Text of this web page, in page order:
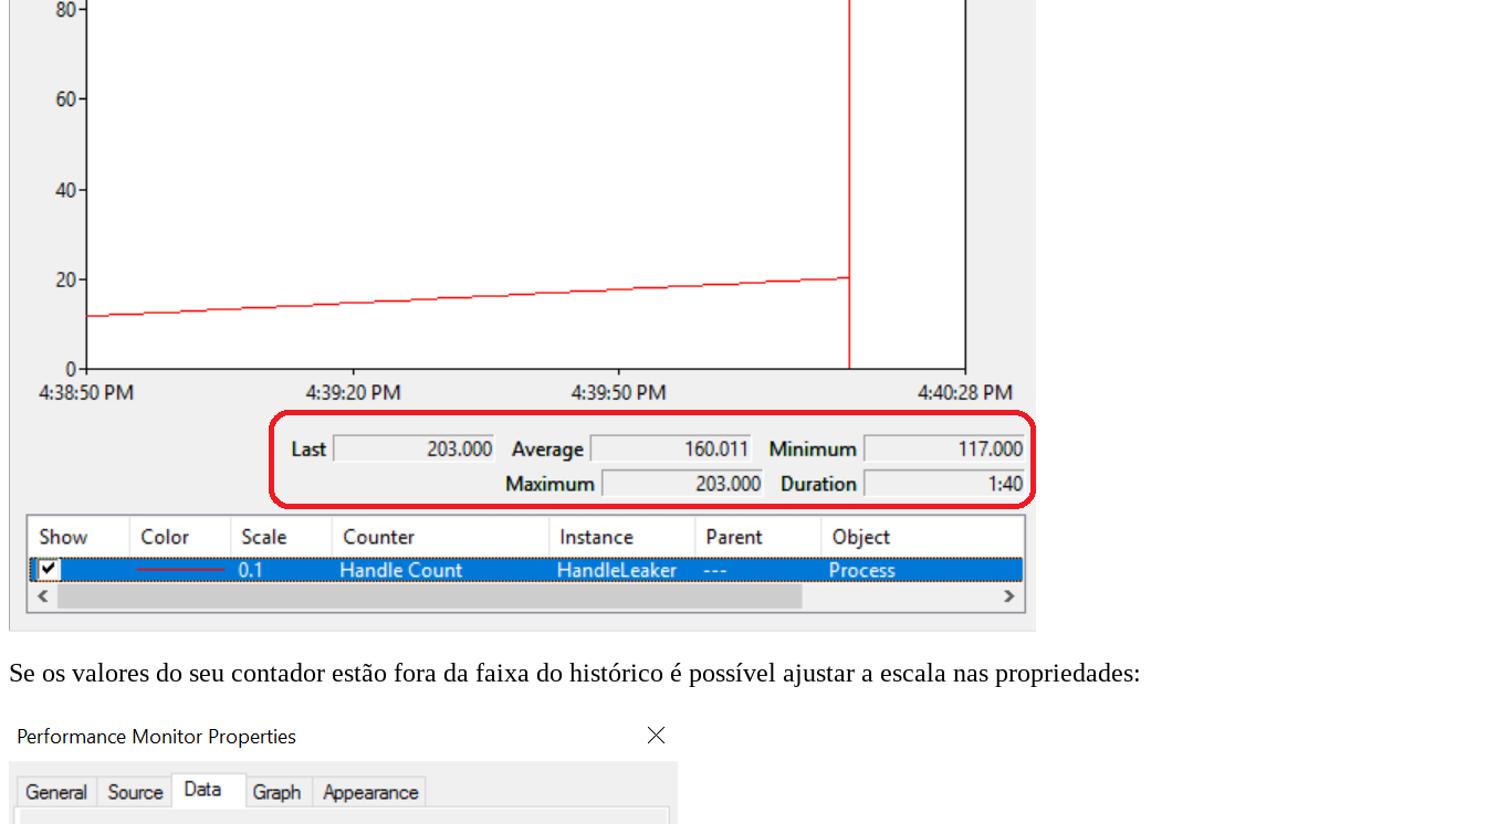
Se os valores do seu contador estão fora da faixa do histórico é possível ajustar a escala nas propriedades: